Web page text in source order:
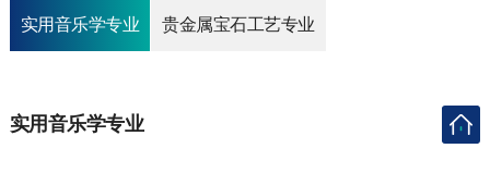
实用音乐学专业 贵金属宝石工艺专业
实用音乐学专业